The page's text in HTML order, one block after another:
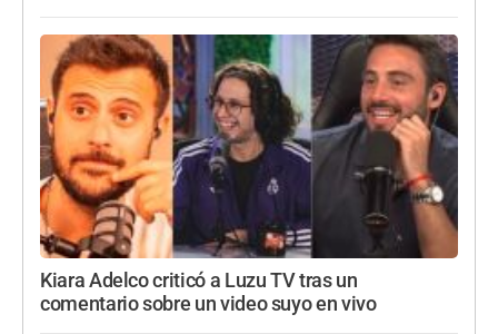
Kiara Adelco criticó a Luzu TV tras un
comentario sobre un video suyo en vivo